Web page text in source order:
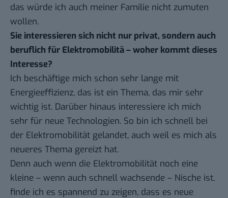
das würde ich auch meiner Familie nicht zumuten
wollen.
Sie interessieren sich nicht nur privat, sondern auch
beruflich für Elektromobilitä – woher kommt dieses
Interesse?
Ich beschäftige mich schon sehr lange mit
Energieeffizienz, das ist ein Thema, das mir sehr
wichtig ist. Darüber hinaus interessiere ich mich
sehr für neue Technologien. So bin ich schnell bei
der Elektromobilität gelandet, auch weil es mich als
neueres Thema gereizt hat.
Denn auch wenn die Elektromobilität noch eine
kleine – wenn auch schnell wachsende – Nische ist,
finde ich es spannend zu zeigen, dass es neue